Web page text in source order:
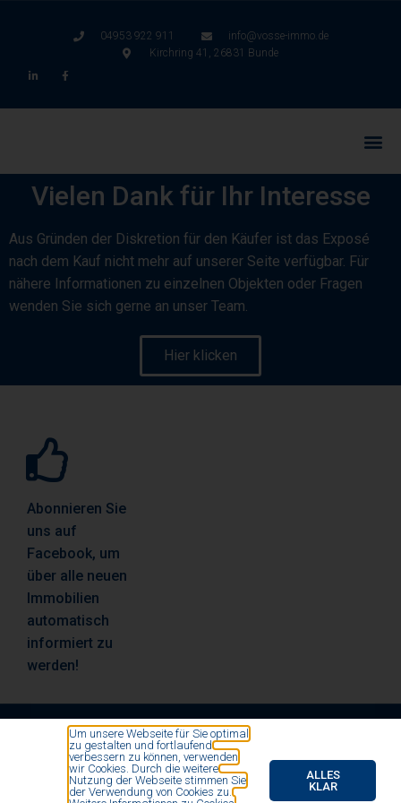
04953 922 911
info@vosse-immo.de
Kirchring 41, 26831 Bunde
Vielen Dank für Ihr Interesse
Aus Gründen der Diskretion für den Käufer ist das Exposé
nach dem Kauf nicht mehr auf unserer Seite verfügbar. Für
nähere Informationen zu einzelnen Objekten oder Fragen
wenden Sie sich gerne an unser Team.
Hier klicken
Abonnieren Sie
uns auf
Facebook, um
über alle neuen
Immobilien
automatisch
informiert zu
werden!
© All rights reserved by Vosse Immobilien- und
Finanzierungsmakler 2020
Um unsere Webseite für Sie optimal
zu gestalten und fortlaufend
verbessern zu können, verwenden
wir Cookies. Durch die weitere
Nutzung der Webseite stimmen Sie
der Verwendung von Cookies zu.
ALLES
KLAR